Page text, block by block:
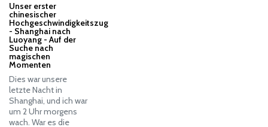
Unser erster
chinesischer
Hochgeschwindigkeitszug
- Shanghai nach
Luoyang - Auf der
Suche nach
magischen
Momenten
Dies war unsere
letzte Nacht in
Shanghai, und ich war
um 2 Uhr morgens
wach. War es die